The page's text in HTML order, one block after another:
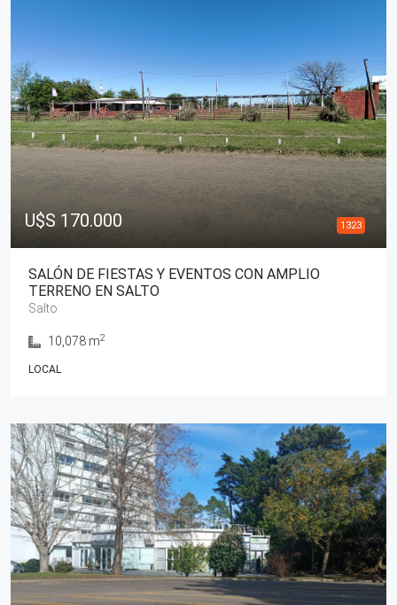
U$S 170.000 1323
SALÓN DE FIESTAS Y EVENTOS CON AMPLIO
TERRENO EN SALTO
Salto
10,078 m2
LOCAL